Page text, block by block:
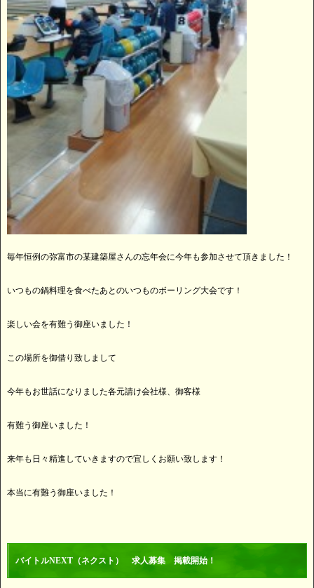
毎年恒例の弥富市の某建築屋さんの忘年会に今年も参加させて頂きました！
いつもの鍋料理を食べたあとのいつものボーリング大会です！
楽しい会を有難う御座いました！
この場所を御借り致しまして
今年もお世話になりました各元請け会社様、御客様
有難う御座いました！
来年も日々精進していきますので宜しくお願い致します！
本当に有難う御座いました！
バイトルNEXT（ネクスト） 求人募集 掲載開始！